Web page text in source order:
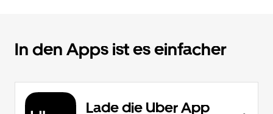
In den Apps ist es einfacher
Lade die Uber App